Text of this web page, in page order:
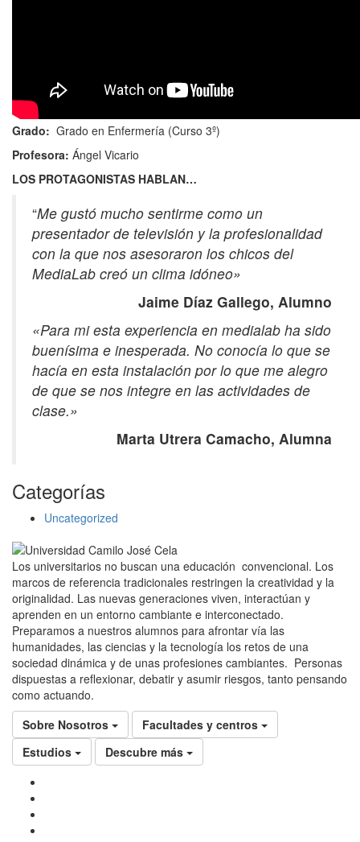
Grado: Grado en Enfermería (Curso 3º)
Profesora: Ángel Vicario
LOS PROTAGONISTAS HABLAN…
“Me gustó mucho sentirme como un
presentador de televisión y la profesionalidad
con la que nos asesoraron los chicos del
MediaLab creó un clima idóneo»
Jaime Díaz Gallego, Alumno
«Para mi esta experiencia en medialab ha sido
buenísima e inesperada. No conocía lo que se
hacía en esta instalación por lo que me alegro
de que se nos integre en las actividades de
clase.»
Marta Utrera Camacho, Alumna
Categorías
Uncategorized
Los universitarios no buscan una educación convencional. Los
marcos de referencia tradicionales restringen la creatividad y la
originalidad. Las nuevas generaciones viven, interactúan y
aprenden en un entorno cambiante e interconectado.
Preparamos a nuestros alumnos para afrontar vía las
humanidades, las ciencias y la tecnología los retos de una
sociedad dinámica y de unas profesiones cambiantes. Personas
dispuestas a reflexionar, debatir y asumir riesgos, tanto pensando
como actuando.
Sobre Nosotros
Facultades y centros
Estudios
Descubre más